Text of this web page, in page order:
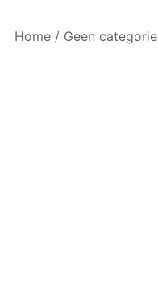
Home / Geen categorie